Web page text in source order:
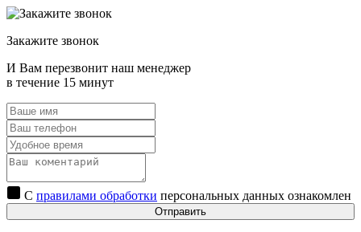
Закажите звонок
И Вам перезвонит наш менеджер
в течение 15 минут
С правилами обработки персональных данных ознакомлен
Отправить